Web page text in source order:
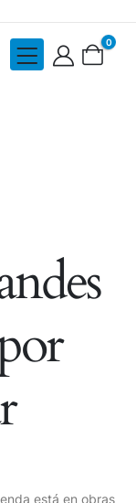
0
está en obras